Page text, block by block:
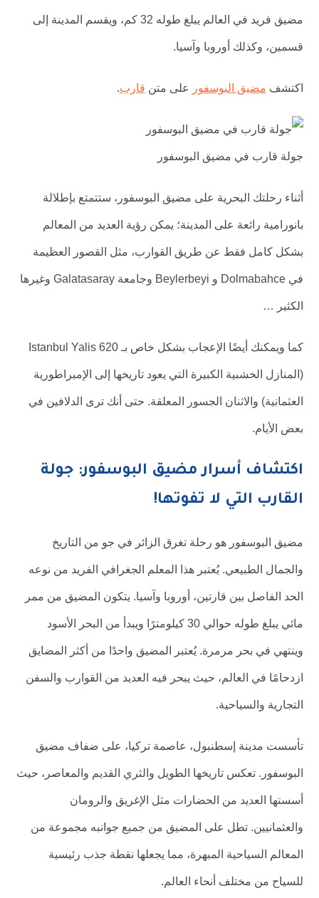
مضيق فريد في العالم يبلغ طوله 32 كم، ويقسم المدينة إلى
قسمين، وكذلك أوروبا وآسيا.
اكتشف مضيق البوسفور على متن قارب.
جولة قارب في مضيق البوسفور
أثناء رحلتك البحرية على مضيق البوسفور، ستتمتع بإطلالة
بانورامية رائعة على المدينة؛ يمكن رؤية العديد من المعالم
بشكل كامل فقط عن طريق القوارب، مثل القصور العظيمة
في Dolmabahce و Beylerbeyi وجامعة Galatasaray وغيرها
الكثير …
كما ويمكنك أيضًا الإعجاب بشكل خاص بـ 620 Istanbul Yalis
(المنازل الخشبية الكبيرة التي يعود تاريخها إلى الإمبراطورية
العثمانية) والاثنان الجسور المعلقة. حتى أنك ترى الدلافين في
بعض الأيام.
اكتشاف أسرار مضيق البوسفور: جولة
القارب التي لا تفوتها!
مضيق البوسفور هو رحلة تغرق الزائر في جو من التاريخ
والجمال الطبيعي. يُعتبر هذا المعلم الجغرافي الفريد من نوعه
الحد الفاصل بين قارتين، أوروبا وآسيا. يتكون المضيق من ممر
مائي يبلغ طوله حوالي 30 كيلومترًا ويبدأ من البحر الأسود
وينتهي في بحر مرمرة. يُعتبر المضيق واحدًا من أكثر المضايق
ازدحامًا في العالم، حيث يبحر فيه العديد من القوارب والسفن
التجارية والسياحية.
تأسست مدينة إسطنبول، عاصمة تركيا، على ضفاف مضيق
البوسفور. تعكس تاريخها الطويل والثري القديم والمعاصر، حيث
أسستها العديد من الحضارات مثل الإغريق والرومان
والعثمانيين. تطل على المضيق من جميع جوانبه مجموعة من
المعالم السياحية المبهرة، مما يجعلها نقطة جذب رئيسية
للسياح من مختلف أنحاء العالم.